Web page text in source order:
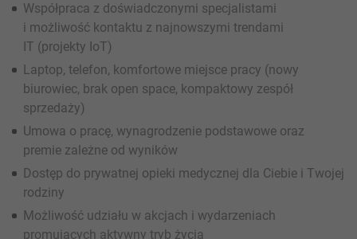
Współpraca z doświadczonymi specjalistami
i możliwość kontaktu z najnowszymi trendami
IT (projekty IoT)
Laptop, telefon, komfortowe miejsce pracy (nowy
biurowiec, brak open space, kompaktowy zespół
sprzedaży)
Umowa o pracę, wynagrodzenie podstawowe oraz
premie zależne od wyników
Dostęp do prywatnej opieki medycznej dla Ciebie i Twojej
rodziny
Możliwość udziału w akcjach i wydarzeniach
promujących aktywny tryb życia